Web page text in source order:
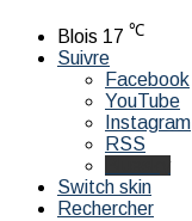
Blois 17 ℃
Suivre
Facebook
YouTube
Instagram
RSS
Switch skin
Rechercher